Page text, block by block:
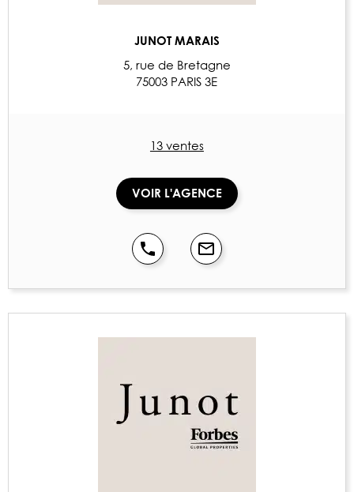
JUNOT MARAIS
5, rue de Bretagne
75003 PARIS 3E
13 ventes
VOIR L'AGENCE